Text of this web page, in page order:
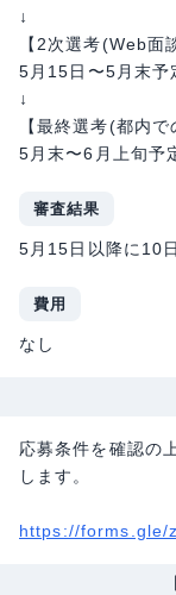
↓
【2次選考(Web面
5月15日〜5月末予
↓
【最終選考(都内で
5月末〜6月上旬予
審査結果
5月15日以降に10
費用
なし
応募条件を確認の
します。
https://forms.gle/